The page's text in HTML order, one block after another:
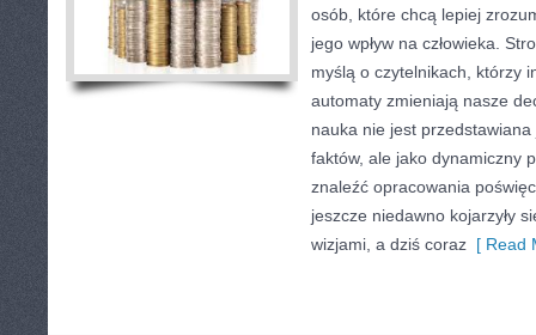
osób, które chcą lepiej
jego wpływ na człowieka.
myślą o czytelnikach, którzy
automaty zmieniają nasze
nauka nie jest
faktów, ale jako dynamiczny
znaleźć opracowania
jeszcze niedawno kojarzyły
wizjami, a dziś coraz [ Read